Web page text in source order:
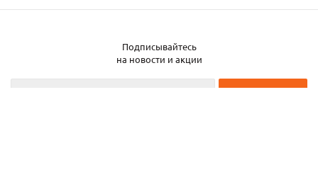
Подписывайтесь
на новости и акции